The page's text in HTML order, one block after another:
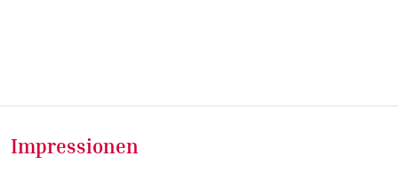
Impressionen